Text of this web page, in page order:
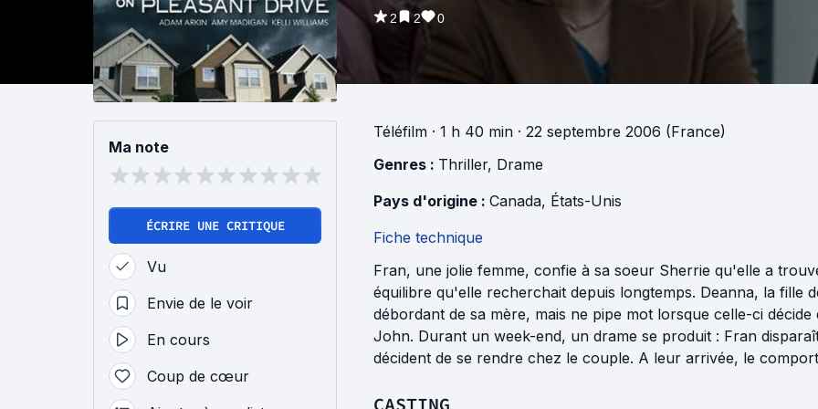
2 2 0
Ma note
ÉCRIRE UNE CRITIQUE
Vu
Envie de le voir
En cours
Coup de cœur
Téléfilm · 1 h 40 min · 22 septembre 2006 (France)
Genres : Thriller, Drame
Pays d'origine : Canada, États-Unis
Fiche technique
Fran, une jolie femme, confie à sa soeur Sherrie qu'elle a
équilibre qu'elle recherchait depuis longtemps. Deanna, la fille
débordant de sa mère, mais ne pipe mot lorsque celle-ci
John. Durant un week-end, un drame se produit : Fran
décident de se rendre chez le couple. A leur arrivée, le
CASTING